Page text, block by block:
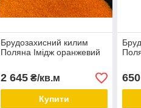
Брудозахисний килим
Поляна Імідж оранжевий
2 645₴/кв.м
Купити
650